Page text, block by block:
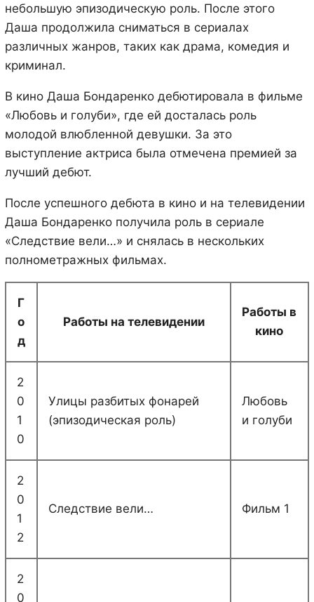
небольшую эпизодическую роль. После этого
Даша продолжила сниматься в сериалах
различных жанров, таких как драма, комедия и
криминал.
В кино Даша Бондаренко дебютировала в фильме
«Любовь и голуби», где ей досталась роль
молодой влюбленной девушки. За это
выступление актриса была отмечена премией за
лучший дебют.
После успешного дебюта в кино и на телевидении
Даша Бондаренко получила роль в сериале
«Следствие вели…» и снялась в нескольких
полнометражных фильмах.
Г
о
д
Работы на телевидении
Работы в
кино
2
0
1
0
Улицы разбитых фонарей
(эпизодическая роль)
Любовь
и голуби
2
0
1
2
Следствие вели… Фильм 1
2
0